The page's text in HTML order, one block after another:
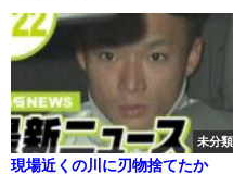
未分類
現場近くの川に刃物捨てたか